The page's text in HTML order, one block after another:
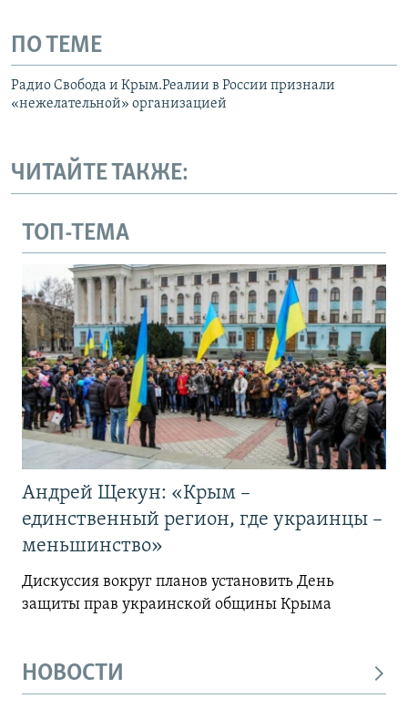
ПО ТЕМЕ
Радио Свобода и Крым.Реалии в России признали
«нежелательной» организацией
ЧИТАЙТЕ ТАКЖЕ:
ТОП-ТЕМА
Андрей Щекун: «Крым –
единственный регион, где украинцы –
меньшинство»
Дискуссия вокруг планов установить День
защиты прав украинской общины Крыма
НОВОСТИ